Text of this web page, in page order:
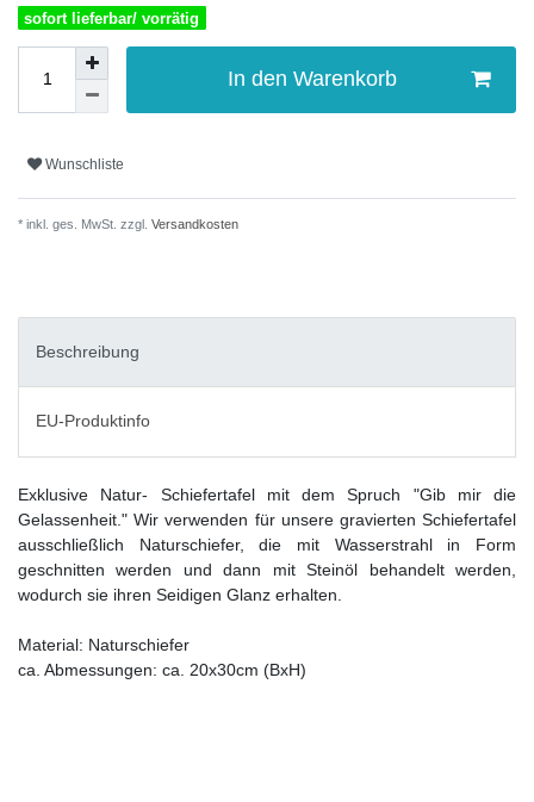
sofort lieferbar/ vorrätig
In den Warenkorb
Wunschliste
* inkl. ges. MwSt. zzgl. Versandkosten
Beschreibung
EU-Produktinfo
Exklusive Natur- Schiefertafel mit dem Spruch "Gib mir die
Gelassenheit." Wir verwenden für unsere gravierten Schiefertafel
ausschließlich Naturschiefer, die mit Wasserstrahl in Form
geschnitten werden und dann mit Steinöl behandelt werden,
wodurch sie ihren Seidigen Glanz erhalten.
Material: Naturschiefer
ca. Abmessungen: ca. 20x30cm (BxH)